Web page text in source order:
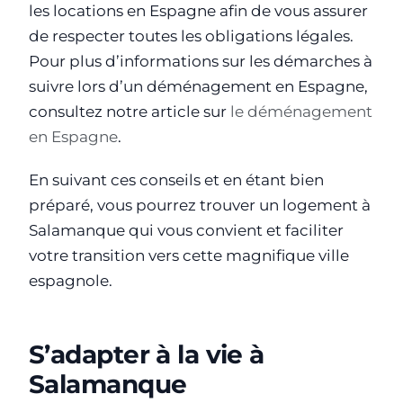
les locations en Espagne afin de vous assurer
de respecter toutes les obligations légales.
Pour plus d’informations sur les démarches à
suivre lors d’un déménagement en Espagne,
consultez notre article sur le déménagement
en Espagne.
En suivant ces conseils et en étant bien
préparé, vous pourrez trouver un logement à
Salamanque qui vous convient et faciliter
votre transition vers cette magnifique ville
espagnole.
S’adapter à la vie à
Salamanque